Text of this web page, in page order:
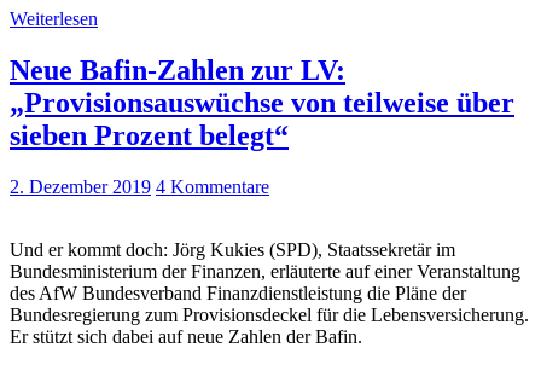
Weiterlesen
Neue Bafin-Zahlen zur LV:
„Provisionsauswüchse von teilweise über
sieben Prozent belegt“
2. Dezember 2019 4 Kommentare
Und er kommt doch: Jörg Kukies (SPD), Staatssekretär im
Bundesministerium der Finanzen, erläuterte auf einer Veranstaltung
des AfW Bundesverband Finanzdienstleistung die Pläne der
Bundesregierung zum Provisionsdeckel für die Lebensversicherung.
Er stützt sich dabei auf neue Zahlen der Bafin.